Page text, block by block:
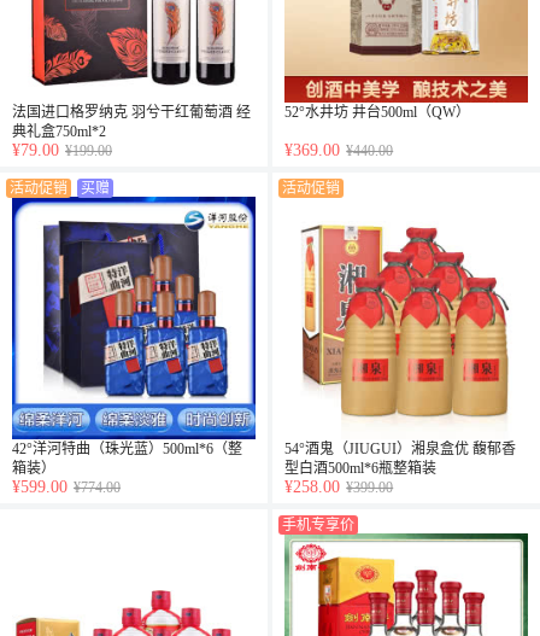
法国进口格罗纳克 羽兮干红葡萄酒 经
典礼盒750ml*2
¥79.00 ¥199.00
52°水井坊 井台500ml（QW）
¥369.00 ¥440.00
活动促销 买赠
42°洋河特曲（珠光蓝）500ml*6（整
箱装）
¥599.00 ¥774.00
活动促销
54°酒鬼（JIUGUI）湘泉盒优 馥郁香
型白酒500ml*6瓶整箱装
¥258.00 ¥399.00
手机专享价